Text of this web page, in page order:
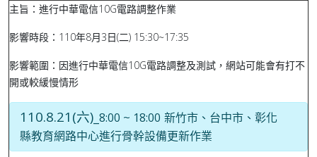
主旨：進行中華電信10G電路調整作業
影響時段：110年8月3日(二) 15:30~17:35
影響範圍：因進行中華電信10G電路調整及測試，網站可能會有打不
開或較緩慢情形
110.8.21(六)_ 8:00 ~ 18:00 新竹市、台中市、彰化
縣教育網路中心進行骨幹設備更新作業